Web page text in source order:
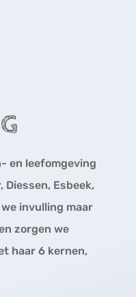
en leefomgeving
Esbeek,
invulling maar
zorgen we
haar 6 kernen,